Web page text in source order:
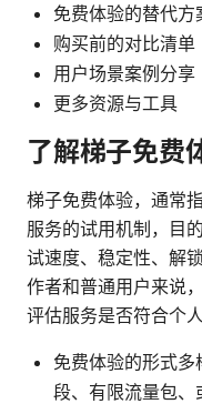
免费体验的替代
购买前的对比清单
用户场景案例分享
更多资源与工具
了解梯子免费
梯子免费体验，通常
服务的试用机制，目
试速度、稳定性、解
作者和普通用户来说
评估服务是否符合个人
免费体验的形式
段、有限流量包、